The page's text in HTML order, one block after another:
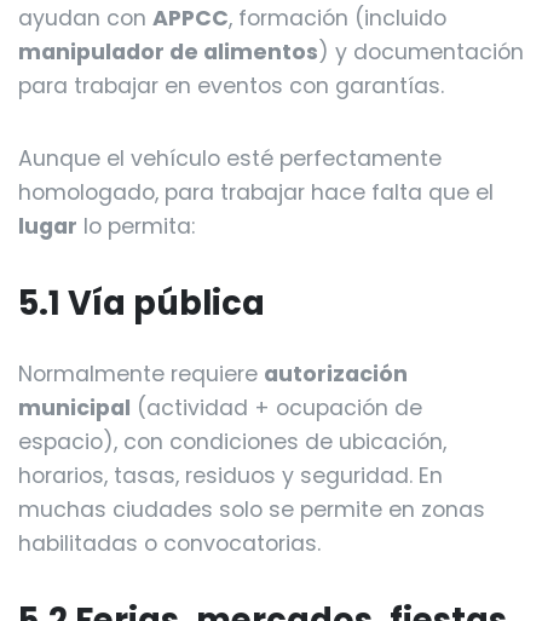
ayudan con APPCC, formación (incluido
manipulador de alimentos) y documentación
para trabajar en eventos con garantías.
Aunque el vehículo esté perfectamente
homologado, para trabajar hace falta que el
lugar lo permita:
5.1 Vía pública
Normalmente requiere autorización
municipal (actividad + ocupación de
espacio), con condiciones de ubicación,
horarios, tasas, residuos y seguridad. En
muchas ciudades solo se permite en zonas
habilitadas o convocatorias.